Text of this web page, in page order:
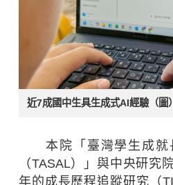
近7成國中生具生成式AI經驗（圖）
本院「臺灣學生成就
（TASAL）」與中央研究
年的成長歷程追蹤研究（